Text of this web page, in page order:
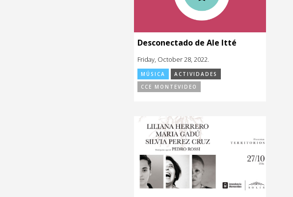
Desconectado de Ale Itté
Friday, October 28, 2022.
MÚSICA
ACTIVIDADES
CCE MONTEVIDEO